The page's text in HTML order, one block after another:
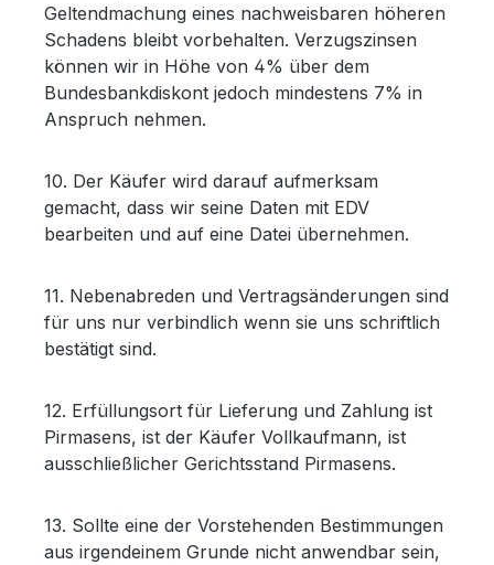
Geltendmachung eines nachweisbaren höheren
Schadens bleibt vorbehalten. Verzugszinsen
können wir in Höhe von 4% über dem
Bundesbankdiskont jedoch mindestens 7% in
Anspruch nehmen.
10. Der Käufer wird darauf aufmerksam
gemacht, dass wir seine Daten mit EDV
bearbeiten und auf eine Datei übernehmen.
11. Nebenabreden und Vertragsänderungen sind
für uns nur verbindlich wenn sie uns schriftlich
bestätigt sind.
12. Erfüllungsort für Lieferung und Zahlung ist
Pirmasens, ist der Käufer Vollkaufmann, ist
ausschließlicher Gerichtsstand Pirmasens.
13. Sollte eine der Vorstehenden Bestimmungen
aus irgendeinem Grunde nicht anwendbar sein,